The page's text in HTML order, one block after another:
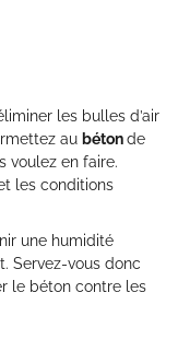
les bulles d’air
au bétonde
voulez en faire.
les conditions
une humidité
Servez-vous donc
le béton contre les